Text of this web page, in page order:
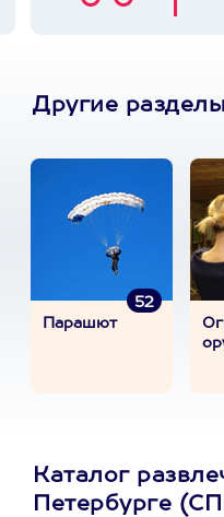
Другие
52
Парашют
Каталог
Петербурге